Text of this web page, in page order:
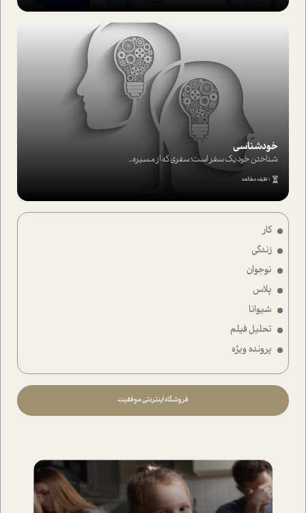
کار
زندگی
نوجوان
پلاس
شیوانا
تحلیل فیلم
پرونده ویژه
فروشگاه اینترنتی موفقیت
خودشناسی
شناختن خود یک سفر است؛ سفری که از مسیره...
1 دقیقه مطالعه